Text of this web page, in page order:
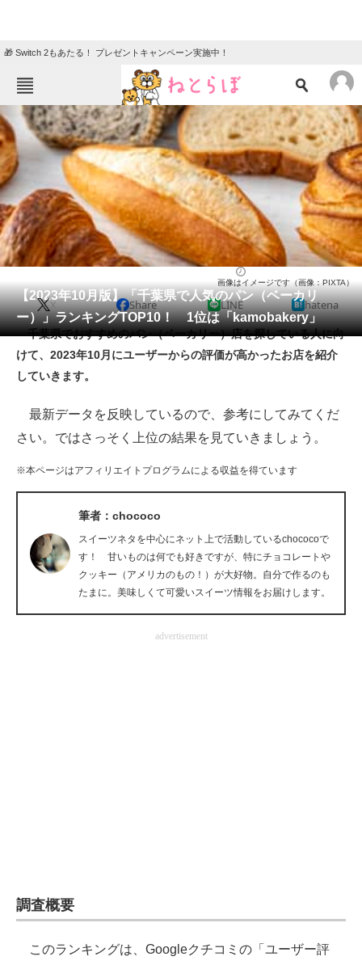
🎁 Switch 2もあたる！ プレゼントキャンペーン実施中！
ねとらぼメニュー
TOP ニュース
エンタメ クイズ
グルメ 地域
住まい 教育・育児
動物 リサーチ
会員記事
メディア
注目記事を集めた総合ページ
スマホと通信の最新トレンド
進化するPCとデバイスの未来
ビジネスと働き方のヒント
AI活用のいまが分かる
経営リーダーのコミュニティ
電子設計の基本と応用
エネルギーの専門メディア
【2023年10月版】「千葉県で人気のパン（ベーカリ
ー）」ランキングTOP10！ 1位は「kamobakery」
画像はイメージです（画像：PIXTA）
X Share LINE hatena
千葉県でおすすめのパン（ベーカリー）店を探している人に向
けて、2023年10月にユーザーからの評価が高かったお店を紹介
していきます。
最新データを反映しているので、参考にしてみてくだ
さい。ではさっそく上位の結果を見ていきましょう。
※本ページはアフィリエイトプログラムによる収益を得ています
筆者：chococo
スイーツネタを中心にネット上で活動しているchococoで
す！ 甘いものは何でも好きですが、特にチョコレートや
クッキー（アメリカのもの！）が大好物。自分で作るのも
たまに。美味しくて可愛いスイーツ情報をお届けします。
advertisement
調査概要
このランキングは、Googleクチコミの「ユーザー評